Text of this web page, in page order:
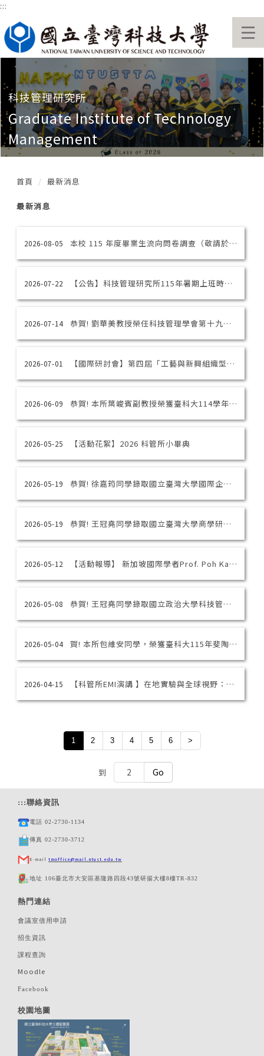
跳
主
要
內
:::
科技管理研究所
Graduate Institute of Technology
Management
首頁 最新消息
最新消息
2026-08-05 本校 115 年度畢業生流向問卷調查（敬請於11月02日前撥冗填答）
2026-07-22 【公告】科技管理研究所115年暑期上班時間調整
2026-07-14 恭賀! 劉華美教授榮任科技管理學會第十九屆理事
2026-07-01 【國際研討會】第四屆「工藝與新興組織型態」國際工作坊暨論文研討會 (2026 Craft Workshop)
2026-06-09 恭賀! 本所葉峻賓副教授榮獲臺科大114學年度教學優良獎
2026-05-25 【活動花絮】2026 科管所小畢典
2026-05-19 恭賀! 徐嘉筠同學錄取國立臺灣大學國際企業學系博士班，榮獲正取第一名！
2026-05-19 恭賀! 王冠堯同學錄取國立臺灣大學商學研究所博士班，榮獲正取第二名！
2026-05-12 【活動報導】 新加坡國際學者Prof. Poh Kam Wong來訪 深化學生全球創新創業視野
2026-05-08 恭賀! 王冠堯同學錄取國立政治大學科技管理與智慧財產研究所博士班，榮獲正取第二名！
2026-05-04 賀! 本所包維安同學，榮獲臺科大115年斐陶斐榮譽會員
2026-04-15 【科管所EMI演講 】在地實驗與全球視野：工藝烈酒的永續經營與跨界創新 -04/16@TR-212
1 2 3 4 5 6 >
到 Go
:::聯絡資訊
電話 02-2730-1134
傳真 02-2730-3712
E-mail tmoffice@mail.ntust.edu.tw
地址 106臺北市大安區基隆路四段43號研揚大樓8樓TR-832
熱門連結
會議室借用申請
招生資訊
課程查詢
Moodle
Facebook
校園地圖